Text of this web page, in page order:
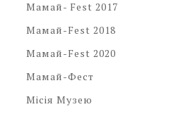
Мамай- Fest 2017
Мамай-Fest 2018
Мамай-Fest 2020
Мамай-Фест
Місія Музею